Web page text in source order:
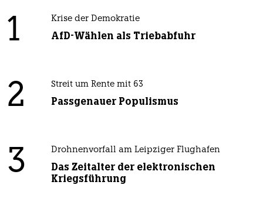
1 Krise der Demokratie
AfD-Wählen als Triebabfuhr
2 Streit um Rente mit 63
Passgenauer Populismus
3 Drohnenvorfall am Leipziger Flughafen
Das Zeitalter der elektronischen
Kriegsführung